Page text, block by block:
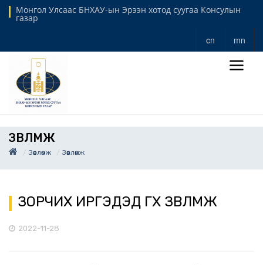
Монгол Улсаас БНХАУ-ын Эрээн хотод суугаа Консулын
газар
cn mn
ЗӨВЛӨМЖ
Зөвлөмж Зөвлөмж
ЗОРЧИХ ИРГЭДЭД ӨГӨХ ЗӨВЛӨМЖ
2022-11-28